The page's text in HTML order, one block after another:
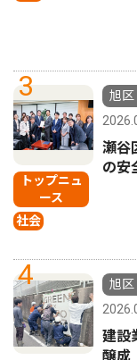
3
トップニュ
ース
社会
旭区
瀬谷
の安
4
旭区
建設
醸成